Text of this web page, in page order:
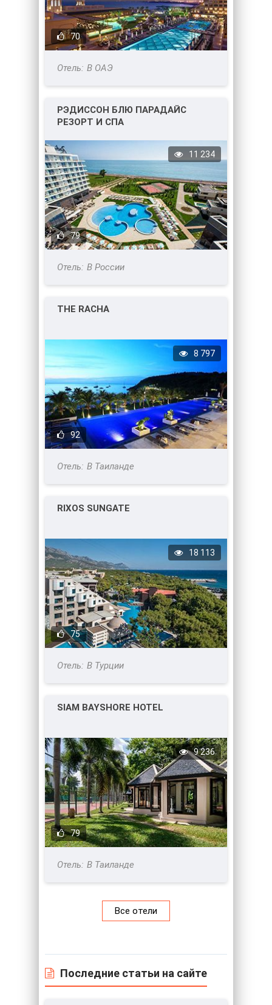
70
В ОАЭ
РЭДИССОН БЛЮ ПАРАДАЙС
РЕЗОРТ И СПА
79
11 234
В России
THE RACHA
92
8 797
В Таиланде
RIXOS SUNGATE
75
18 113
В Турции
SIAM BAYSHORE HOTEL
79
9 236
В Таиланде
Все отели
Последние статьи на сайте